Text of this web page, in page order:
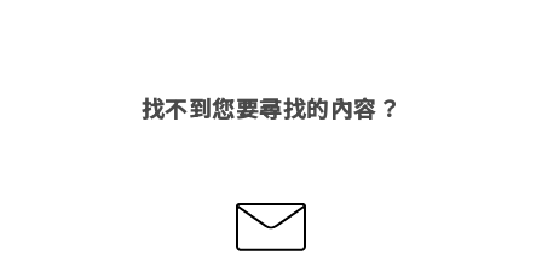
找不到您要尋找的內容？